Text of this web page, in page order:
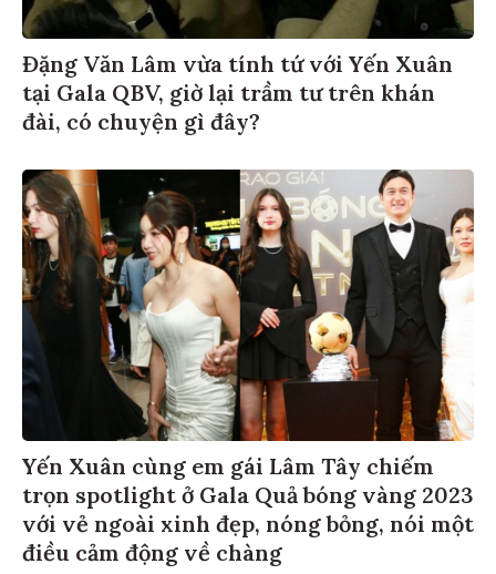
Đặng Văn Lâm vừa tính tứ với Yến Xuân
tại Gala QBV, giờ lại trầm tư trên khán
đài, có chuyện gì đây?
Yến Xuân cùng em gái Lâm Tây chiếm
trọn spotlight ở Gala Quả bóng vàng 2023
với vẻ ngoài xinh đẹp, nóng bỏng, nói một
điều cảm động về chàng